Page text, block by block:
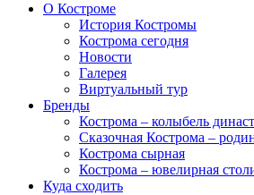
О Костроме
История Костромы
Кострома сегодня
Новости
Галерея
Виртуальный тур
Бренды
Кострома – колыбель
Сказочная Кострома –
Кострома сырная
Кострома – ювелирная
Куда сходить